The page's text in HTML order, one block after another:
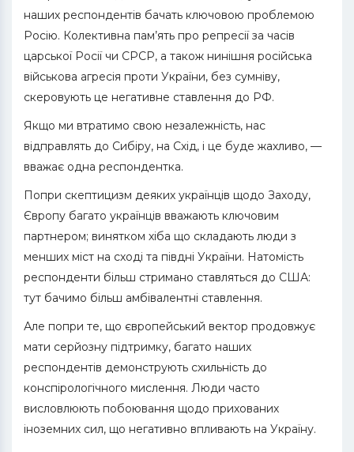
наших респондентів бачать ключовою проблемою
Росію. Колективна пам’ять про репресії за часів
царської Росії чи СРСР, а також нинішня російська
військова агресія проти України, без сумніву,
скеровують це негативне ставлення до РФ.
Якщо ми втратимо свою незалежність, нас
відправлять до Сибіру, на Схід, і це буде жахливо, —
вважає одна респондентка.
Попри скептицизм деяких українців щодо Заходу,
Європу багато українців вважають ключовим
партнером; винятком хіба що складають люди з
менших міст на сході та півдні України. Натомість
респонденти більш стримано ставляться до США:
тут бачимо більш амбівалентні ставлення.
Але попри те, що європейський вектор продовжує
мати серйозну підтримку, багато наших
респондентів демонструють схильність до
конспірологічного мислення. Люди часто
висловлюють побоювання щодо прихованих
іноземних сил, що негативно впливають на Україну.